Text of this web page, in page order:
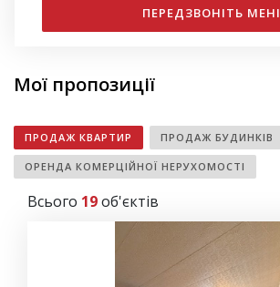
ПЕРЕДЗВОНІТЬ МЕНІ
Мої пропозиції
ПРОДАЖ КВАРТИР ПРОДАЖ БУДИНКІВ
ОРЕНДА КОМЕРЦІЙНОЇ НЕРУХОМОСТІ
Всього 19об'єктів